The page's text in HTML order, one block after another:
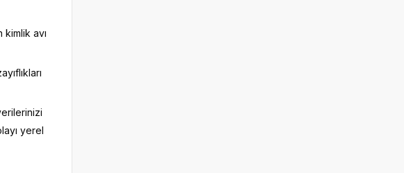
kimlik avı
yerel